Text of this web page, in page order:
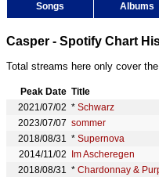
Songs Albums
Casper - Spotify Chart
Total streams here only cover
Peak Date Title
2021/07/02 * Schwarz
2023/07/07 sommer
2018/08/31 * Supernova
2014/11/02
Im Ascheregen
2018/08/31 * Chardonnay &